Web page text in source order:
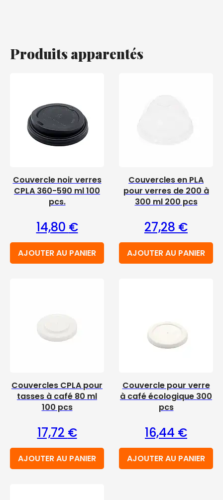
Produits apparentés
Couvercle noir verres
CPLA 360-590 ml 100
pcs.
14,80 €
AJOUTER AU PANIER
Couvercles en PLA
pour verres de 200 à
300 ml 200 pcs
27,28 €
AJOUTER AU PANIER
Couvercles CPLA pour
tasses à café 80 ml
100 pcs
17,72 €
AJOUTER AU PANIER
Couvercle pour verre
à café écologique 300
pcs
16,44 €
AJOUTER AU PANIER